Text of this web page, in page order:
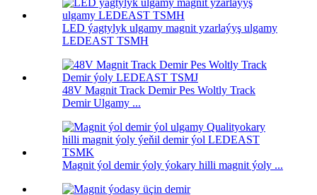
LED ýagtylyk ulgamy magnit yzarlaýyş ulgamy
LEDEAST TSMH
48V Magnit Track Demir Pes Woltly Track
Demir Ulgamy ...
Magnit ýol demir ýoly ýokary hilli magnit ýoly ...